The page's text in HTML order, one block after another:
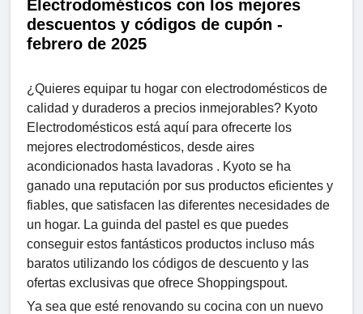
Electrodomésticos con los mejores
descuentos y códigos de cupón -
febrero de 2025
¿Quieres equipar tu hogar con electrodomésticos de
calidad y duraderos a precios inmejorables? Kyoto
Electrodomésticos está aquí para ofrecerte los
mejores electrodomésticos, desde aires
acondicionados hasta lavadoras . Kyoto se ha
ganado una reputación por sus productos eficientes y
fiables, que satisfacen las diferentes necesidades de
un hogar. La guinda del pastel es que puedes
conseguir estos fantásticos productos incluso más
baratos utilizando los códigos de descuento y las
ofertas exclusivas que ofrece Shoppingspout.
Ya sea que esté renovando su cocina con un nuevo